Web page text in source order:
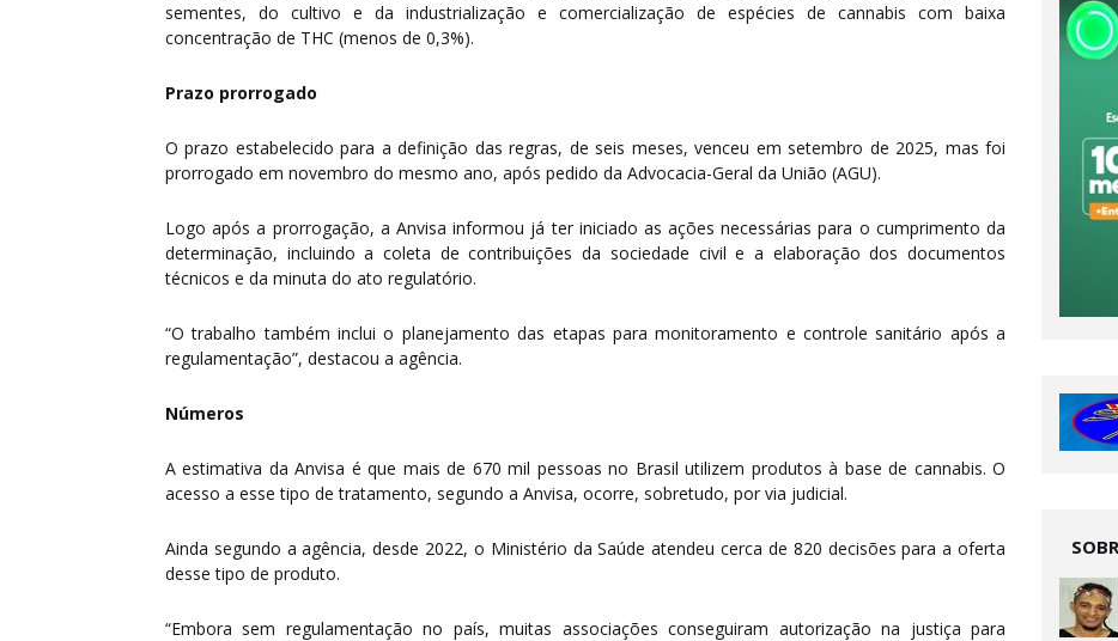
sementes, do cultivo e da industrialização e comercialização de espécies de cannabis com baixa
concentração de THC (menos de 0,3%).
Prazo prorrogado
O prazo estabelecido para a definição das regras, de seis meses, venceu em setembro de 2025, mas foi
prorrogado em novembro do mesmo ano, após pedido da Advocacia-Geral da União (AGU).
Logo após a prorrogação, a Anvisa informou já ter iniciado as ações necessárias para o cumprimento da
determinação, incluindo a coleta de contribuições da sociedade civil e a elaboração dos documentos
técnicos e da minuta do ato regulatório.
“O trabalho também inclui o planejamento das etapas para monitoramento e controle sanitário após a
regulamentação”, destacou a agência.
Números
A estimativa da Anvisa é que mais de 670 mil pessoas no Brasil utilizem produtos à base de cannabis. O
acesso a esse tipo de tratamento, segundo a Anvisa, ocorre, sobretudo, por via judicial.
Ainda segundo a agência, desde 2022, o Ministério da Saúde atendeu cerca de 820 decisões para a oferta
desse tipo de produto.
“Embora sem regulamentação no país, muitas associações conseguiram autorização na justiça para